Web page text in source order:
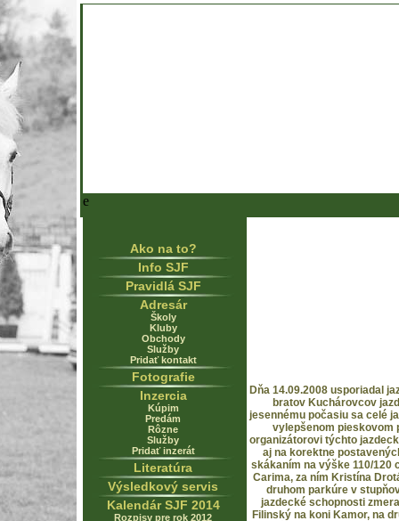
e
Ako na to?
Info SJF
Pravidlá SJF
Adresár
Školy
Kluby
Obchody
Služby
Pridať kontakt
Fotografie
Inzercia
Kúpim
Predám
Rôzne
Služby
Pridať inzerát
Literatúra
Výsledkový servis
Kalendár SJF 2014
Rozpisy pre rok 2012
Dňa 14.09.2008 usporiadal
bratov Kuchárovcov
jesennému počasiu sa celé
vylepšenom pieskovom
organizátorovi týchto
aj na korektne
skákaním na výške 110/120
Carima, za ním Kristína
druhom parkúre v
jazdecké schopnosti
Filinský na koni Kamor, na